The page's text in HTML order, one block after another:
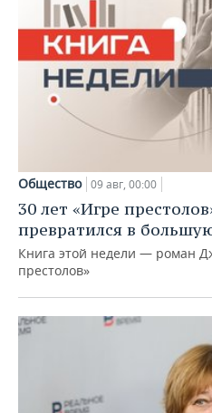
Общество 09 авг, 00:00
30 лет «Игре
превратился в
Книга этой недели — роман
престолов»